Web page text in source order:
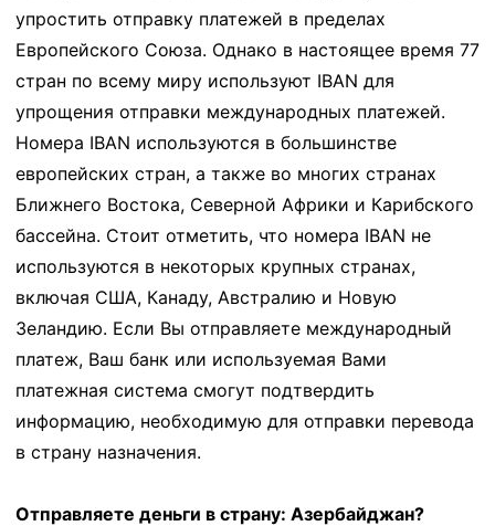
упростить отправку платежей в пределах
Европейского Союза. Однако в настоящее время 77
стран по всему миру используют IBAN для
упрощения отправки международных платежей.
Номера IBAN используются в большинстве
европейских стран, а также во многих странах
Ближнего Востока, Северной Африки и Карибского
бассейна. Стоит отметить, что номера IBAN не
используются в некоторых крупных странах,
включая США, Канаду, Австралию и Новую
Зеландию. Если Вы отправляете международный
платеж, Ваш банк или используемая Вами
платежная система смогут подтвердить
информацию, необходимую для отправки перевода
в страну назначения.
Отправляете деньги в страну: Азербайджан?